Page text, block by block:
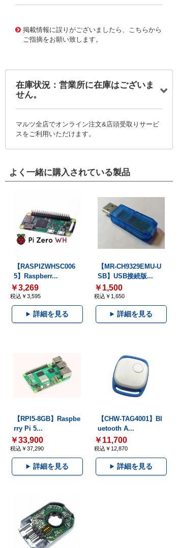
掲載情報に誤りがございましたら、こちらから
ご指摘をお願い致します。
在庫状況：営業所に在庫はございま
せん。
マルツ全店でオンライン注文&店頭受取りサービ
スをご利用いただけます。
よく一緒に購入されている製品
【RASPIZWHSC006
5】Raspberr...
￥3,269
税込￥3,595
詳細を見る
【MR-CH9329EMU-U
SB】USB接続版...
￥1,500
税込￥1,650
詳細を見る
【RPI5-8GB】Raspbe
rry Pi 5...
￥33,900
税込￥37,290
詳細を見る
【CHW-TAG4001】Bl
uetooth A...
￥11,700
税込￥12,870
詳細を見る